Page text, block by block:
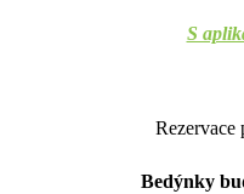
S
Rezervace
Bedýnky